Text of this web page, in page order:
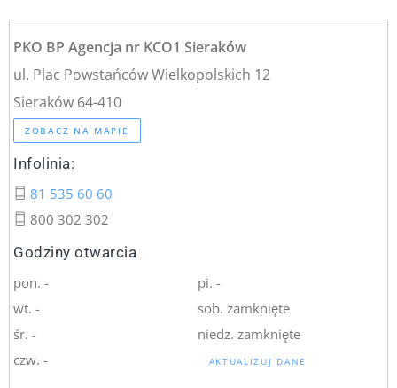
PKO BP Agencja nr KCO1 Sieraków
ul. Plac Powstańców Wielkopolskich 12
Sieraków 64-410
ZOBACZ NA MAPIE
Infolinia:
81 535 60 60
800 302 302
Godziny otwarcia
pon. -
wt. -
śr. -
czw. -
pi. -
sob. zamknięte
niedz. zamknięte
AKTUALIZUJ DANE